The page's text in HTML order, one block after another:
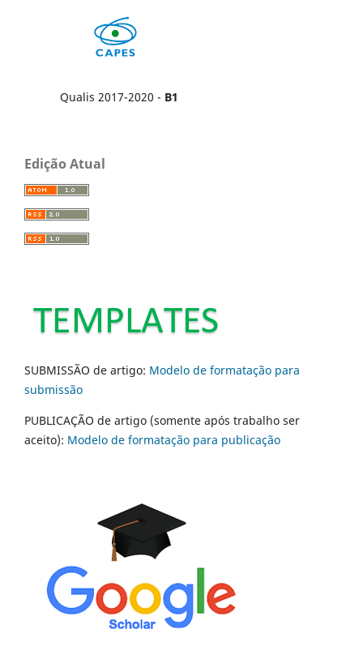
Qualis 2017-2020 - B1
Edição Atual
SUBMISSÃO de artigo: Modelo de formatação para
submissão
PUBLICAÇÃO de artigo (somente após trabalho ser
aceito): Modelo de formatação para publicação